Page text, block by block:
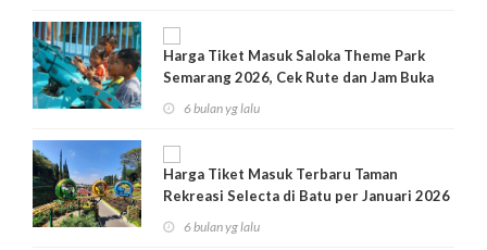
Harga Tiket Masuk Saloka Theme Park
Semarang 2026, Cek Rute dan Jam Buka
6 bulan yg lalu
Harga Tiket Masuk Terbaru Taman
Rekreasi Selecta di Batu per Januari 2026
6 bulan yg lalu